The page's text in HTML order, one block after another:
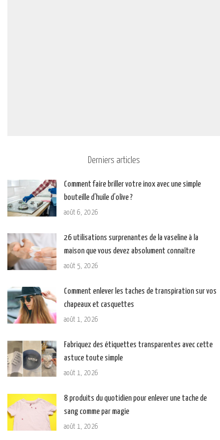
Derniers articles
Comment faire briller votre inox avec une simple
bouteille d’huile d’olive ?
août 6, 2026
26 utilisations surprenantes de la vaseline à la
maison que vous devez absolument connaître
août 5, 2026
Comment enlever les taches de transpiration sur vos
chapeaux et casquettes
août 1, 2026
Fabriquez des étiquettes transparentes avec cette
astuce toute simple
août 1, 2026
8 produits du quotidien pour enlever une tache de
sang comme par magie
août 1, 2026